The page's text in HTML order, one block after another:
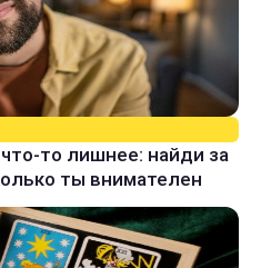
то лишнее: найди за
ты внимателен